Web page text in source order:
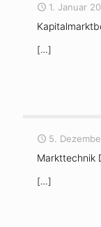
1. Januar
[…]
5.
Markttechnik
[…]